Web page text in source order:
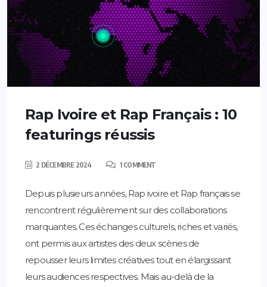
Rap Ivoire et Rap Français : 10
featurings réussis
2 DÉCEMBRE 2024 1 COMMENT
Depuis plusieurs années, Rap ivoire et Rap français se
rencontrent régulièrement sur des collaborations
marquantes. Ces échanges culturels, riches et variés,
ont permis aux artistes des deux scènes de
repousser leurs limites créatives tout en élargissant
leurs audiences respectives. Mais au-delà de la